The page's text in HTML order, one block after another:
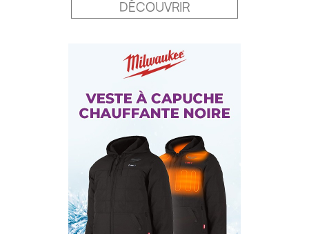
DÉCOUVRIR